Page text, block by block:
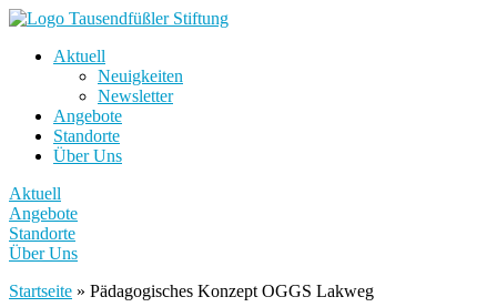
Aktuell
Neuigkeiten
Newsletter
Angebote
Standorte
Über Uns
Aktuell
Angebote
Standorte
Über Uns
Startseite » Pädagogisches Konzept OGGS Lakweg